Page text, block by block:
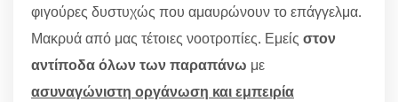
φιγούρες δυστυχώς που αμαυρώνουν το επάγγελμα.
Μακρυά από μας τέτοιες νοοτροπίες. Εμείς στον
αντίποδα όλων των παραπάνω με
ασυναγώνιστη οργάνωση και εμπειρία